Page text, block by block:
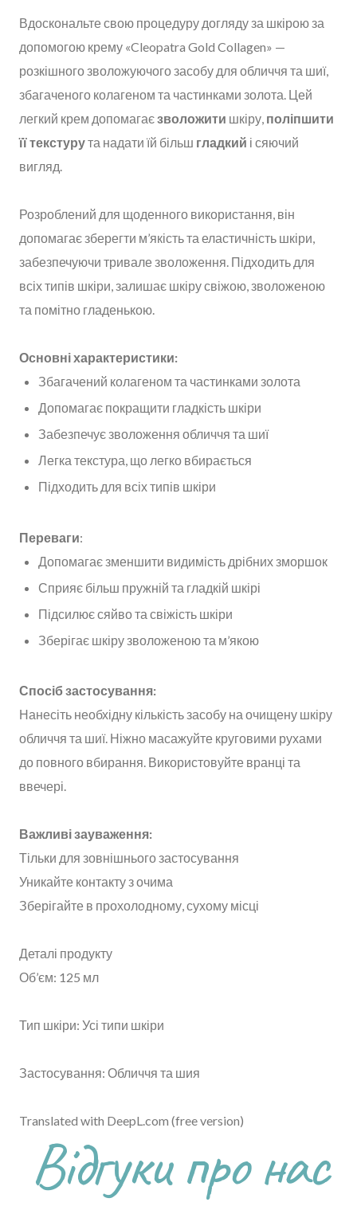
Вдоскональте свою процедуру догляду за шкірою за
допомогою крему «Cleopatra Gold Collagen» —
розкішного зволожуючого засобу для обличчя та шиї,
збагаченого колагеном та частинками золота. Цей
легкий крем допомагаєзволожити шкіру, поліпшити
її текстурута надати їй більш гладкий і сяючий
вигляд.
Розроблений для щоденного використання, він
допомагає зберегти м’якість та еластичність шкіри,
забезпечуючи тривале зволоження. Підходить для
всіх типів шкіри, залишає шкіру свіжою, зволоженою
та помітно гладенькою.
Основні характеристики:
Збагачений колагеном та частинками золота
Допомагає покращити гладкість шкіри
Забезпечує зволоження обличчя та шиї
Легка текстура, що легко вбирається
Підходить для всіх типів шкіри
Переваги:
Допомагає зменшити видимість дрібних зморшок
Сприяє більш пружній та гладкій шкірі
Підсилює сяйво та свіжість шкіри
Зберігає шкіру зволоженою та м’якою
Спосіб застосування:
Нанесіть необхідну кількість засобу на очищену шкіру
обличчя та шиї. Ніжно масажуйте круговими рухами
до повного вбирання. Використовуйте вранці та
ввечері.
Важливі зауваження:
Тільки для зовнішнього застосування
Уникайте контакту з очима
Зберігайте в прохолодному, сухому місці
Деталі продукту
Об’єм: 125 мл
Тип шкіри: Усі типи шкіри
Застосування: Обличчя та шия
Translated with DeepL.com (free version)
Відгуки про нас